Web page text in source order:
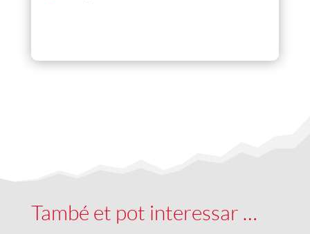
També et pot interessar …